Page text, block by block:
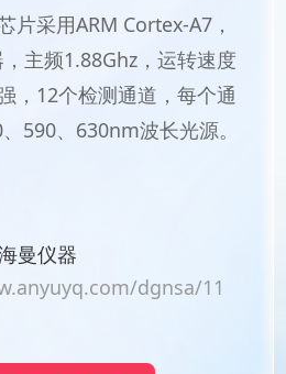
片采用ARM Cortex-A7，
主频1.88Ghz，运转速度
，12个检测通道，每个通
590、630nm波长光源。
曼仪器
dgnsa/11